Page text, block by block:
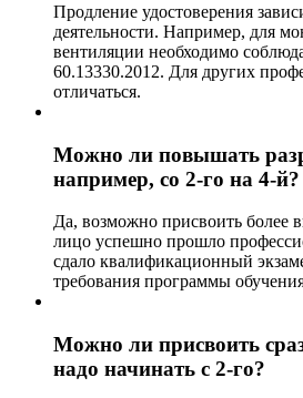
Продление удостоверения
деятельности. Например, для
вентиляции необходимо
60.13330.2012. Для других
отличаться.
Можно ли повышать
например, со 2-го на 4-й?
Да, возможно присвоить более
лицо успешно прошло
сдало квалификационный
требования программы
Можно ли присвоить
надо начинать с 2-го?